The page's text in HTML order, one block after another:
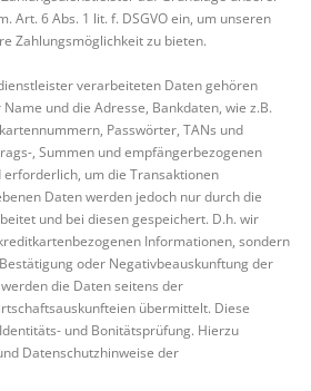
Art. 6 Abs. 1 lit. f. DSGVO ein, um unseren
Zahlungsmöglichkeit zu bieten.
verarbeiteten Daten gehören
und die Adresse, Bankdaten, wie z.B.
Passwörter, TANs und
, Summen und empfängerbezogenen
erforderlich, um die Transaktionen
Daten werden jedoch nur durch die
und bei diesen gespeichert. D.h. wir
Informationen, sondern
oder Negativbeauskunftung der
die Daten seitens der
übermittelt. Diese
und Bonitätsprüfung. Hierzu
Datenschutzhinweise der